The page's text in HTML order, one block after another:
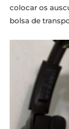
colocar os
bolsa de